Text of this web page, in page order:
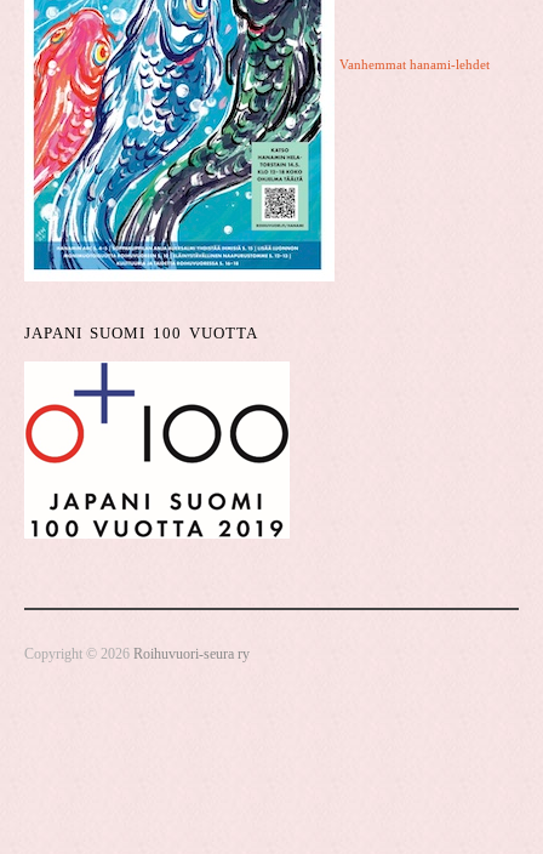
Vanhemmat hanami-lehdet
JAPANI SUOMI 100 VUOTTA
Copyright © 2026 Roihuvuori-seura ry